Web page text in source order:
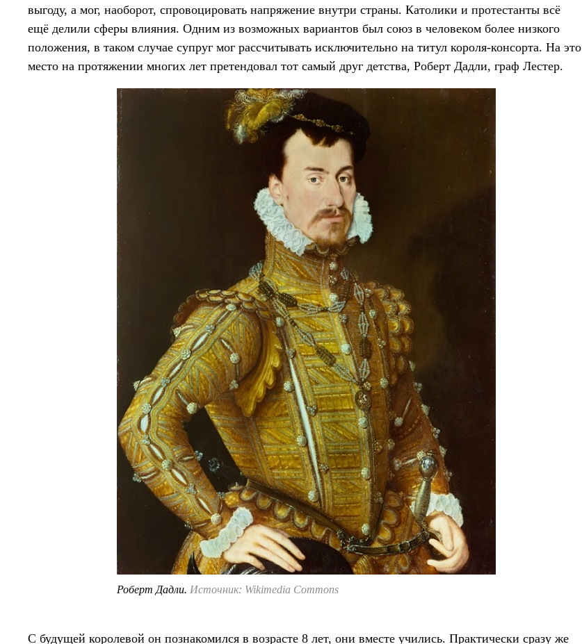
выгоду, а мог, наоборот, спровоцировать напряжение внутри страны. Католики и протестанты всё
ещё делили сферы влияния. Одним из возможных вариантов был союз в человеком более низкого
положения, в таком случае супруг мог рассчитывать исключительно на титул короля-консорта. На это
место на протяжении многих лет претендовал тот самый друг детства, Роберт Дадли, граф Лестер.
Роберт Дадли. Источник: Wikimedia Commons
С будущей королевой он познакомился в возрасте 8 лет, они вместе учились. Практически сразу же